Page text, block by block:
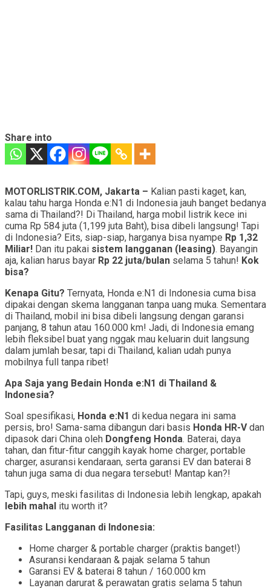
Share into
MOTORLISTRIK.COM, Jakarta – Kalian pasti kaget, kan,
kalau tahu harga Honda e:N1 di Indonesia jauh banget bedanya
sama di Thailand?! Di Thailand, harga mobil listrik kece ini
cuma Rp 584 juta (1,199 juta Baht), bisa dibeli langsung! Tapi
di Indonesia? Eits, siap-siap, harganya bisa nyampe Rp 1,32
Miliar! Dan itu pakai sistem langganan (leasing). Bayangin
aja, kalian harus bayar Rp 22 juta/bulan selama 5 tahun! Kok
bisa?
Kenapa Gitu? Ternyata, Honda e:N1 di Indonesia cuma bisa
dipakai dengan skema langganan tanpa uang muka. Sementara
di Thailand, mobil ini bisa dibeli langsung dengan garansi
panjang, 8 tahun atau 160.000 km! Jadi, di Indonesia emang
lebih fleksibel buat yang nggak mau keluarin duit langsung
dalam jumlah besar, tapi di Thailand, kalian udah punya
mobilnya full tanpa ribet!
Apa Saja yang Bedain Honda e:N1 di Thailand &
Indonesia?
Soal spesifikasi, Honda e:N1 di kedua negara ini sama
persis, bro! Sama-sama dibangun dari basis Honda HR-Vdan
dipasok dari China oleh Dongfeng Honda. Baterai, daya
tahan, dan fitur-fitur canggih kayak home charger, portable
charger, asuransi kendaraan, serta garansi EV dan baterai 8
tahun juga sama di dua negara tersebut! Mantap kan?!
Tapi, guys, meski fasilitas di Indonesia lebih lengkap, apakah
lebih mahal itu worth it?
Fasilitas Langganan di Indonesia:
Home charger & portable charger (praktis banget!)
Asuransi kendaraan & pajak selama 5 tahun
Garansi EV & baterai 8 tahun / 160.000 km
Layanan darurat & perawatan gratis selama 5 tahun